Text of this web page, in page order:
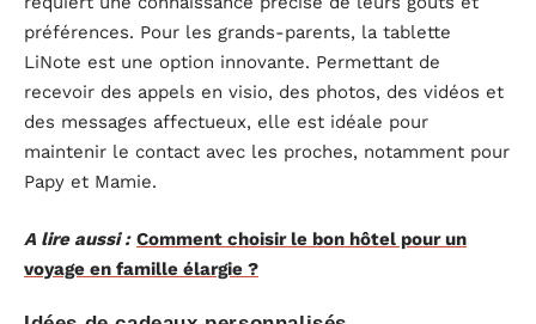
préférences. Pour les grands-parents, la tablette
LiNote est une option innovante. Permettant de
recevoir des appels en visio, des photos, des vidéos et
des messages affectueux, elle est idéale pour
maintenir le contact avec les proches, notamment pour
Papy et Mamie.
A lire aussi : Comment choisir le bon hôtel pour un
voyage en famille élargie ?